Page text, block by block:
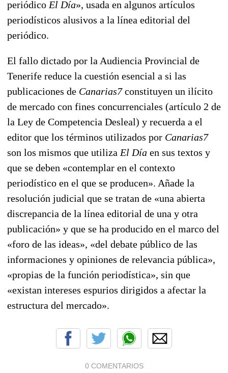
periódico El Día», usada en algunos artículos
periodísticos alusivos a la línea editorial del
periódico.
El fallo dictado por la Audiencia Provincial de
Tenerife reduce la cuestión esencial a si las
publicaciones de Canarias7constituyen un ilícito
de mercado con fines concurrenciales (artículo 2 de
la Ley de Competencia Desleal) y recuerda a el
editor que los términos utilizados por Canarias7
son los mismos que utiliza El Día en sus textos y
que se deben «contemplar en el contexto
periodístico en el que se producen». Añade la
resolución judicial que se tratan de «una abierta
discrepancia de la línea editorial de una y otra
publicación» y que se ha producido en el marco del
«foro de las ideas», «del debate público de las
informaciones y opiniones de relevancia pública»,
«propias de la función periodística», sin que
«existan intereses espurios dirigidos a afectar la
estructura del mercado».
0 COMENTARIOS